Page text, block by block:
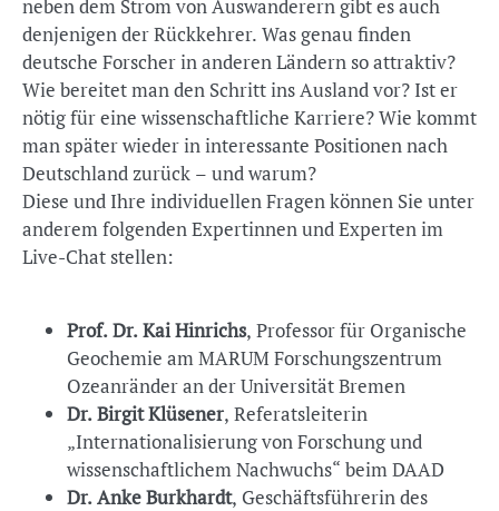
neben dem Strom von Auswanderern gibt es auch
denjenigen der Rückkehrer. Was genau finden
deutsche Forscher in anderen Ländern so attraktiv?
Wie bereitet man den Schritt ins Ausland vor? Ist er
nötig für eine wissenschaftliche Karriere? Wie kommt
man später wieder in interessante Positionen nach
Deutschland zurück – und warum?
Diese und Ihre individuellen Fragen können Sie unter
anderem folgenden Expertinnen und Experten im
Live-Chat stellen:
Prof. Dr. Kai Hinrichs, Professor für Organische
Geochemie am MARUM Forschungszentrum
Ozeanränder an der Universität Bremen
Dr. Birgit Klüsener, Referatsleiterin
„Internationalisierung von Forschung und
wissenschaftlichem Nachwuchs“ beim DAAD
Dr. Anke Burkhardt, Geschäftsführerin des